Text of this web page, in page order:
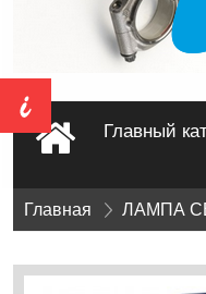
Главный
Главная » ЛАМПА